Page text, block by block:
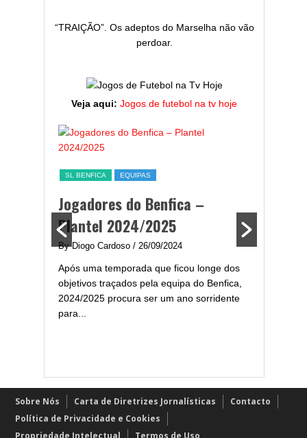
“TRAIÇÃO”. Os adeptos do Marselha não vão
perdoar.
Veja aqui: Jogos de futebol na tv hoje
SL BENFICA EQUIPAS
Jogadores do Benfica –
Plantel 2024/2025
By Diogo Cardoso / 26/09/2024
Após uma temporada que ficou longe dos
objetivos traçados pela equipa do Benfica,
2024/2025 procura ser um ano sorridente
para...
Sobre Nós Carta de Diretrizes Jornalísticas
Contacto
Política de Privacidade e Cookies
Propriedade Intelectual
Termos de Uso